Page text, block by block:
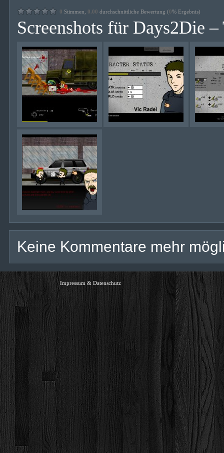
0 Stimmen, 0.00 durchschnittliche Bewertung (0% Ergebnis)
Screenshots für Days2Die
Keine Kommentare mehr
Impressum & Datenschutz